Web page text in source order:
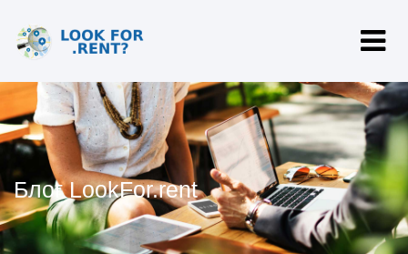
Блог LookFor.rent